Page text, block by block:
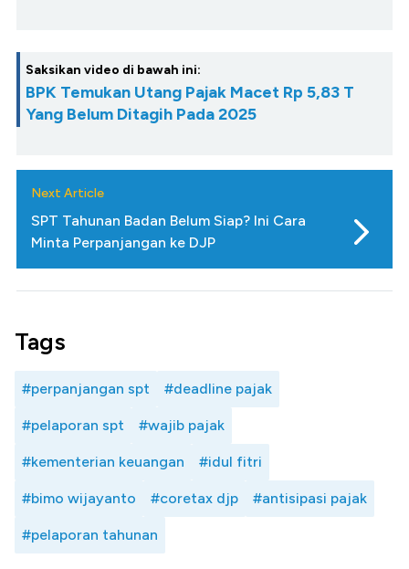
Saksikan video di bawah ini:
BPK Temukan Utang Pajak Macet Rp 5,83 T
Yang Belum Ditagih Pada 2025
Next Article
SPT Tahunan Badan Belum Siap? Ini Cara
Minta Perpanjangan ke DJP
Tags
#perpanjangan spt #deadline pajak
#pelaporan spt #wajib pajak
#kementerian keuangan #idul fitri
#bimo wijayanto #coretax djp #antisipasi pajak
#pelaporan tahunan